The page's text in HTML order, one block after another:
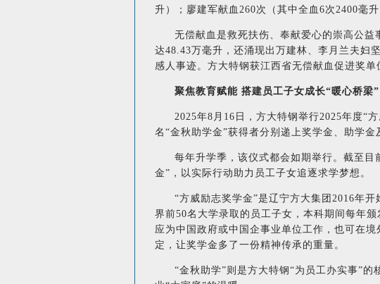
升）；廖建军献血260次（其中全血6次2400毫升
无偿献血是救死扶伤、奉献爱心的崇高公
达48.43万毫升，还涌现出万建林、李月兰夫妇
感人事迹。方大特钢获江西省无偿献血促进奖单
聚焦教育赋能 搭建员工子女成长“暖心桥梁”
2025年8月16日，方大特钢举行2025年度“
名“金秋助学金”获得者分别递上奖学金、助学金
每年升学季，该仪式都会如期举行。截至目
金”，以实际行动助力员工子女追逐求学梦想。
“方威励志奖学金”是辽宁方大集团2016年
界前50名大学录取的员工子女，本科期间每年
应为中国政府或中国企事业单位工作，也可在
定，让奖学金多了一份精神传承的重量。
“金秋助学”则是方大特钢“为员工办实事”